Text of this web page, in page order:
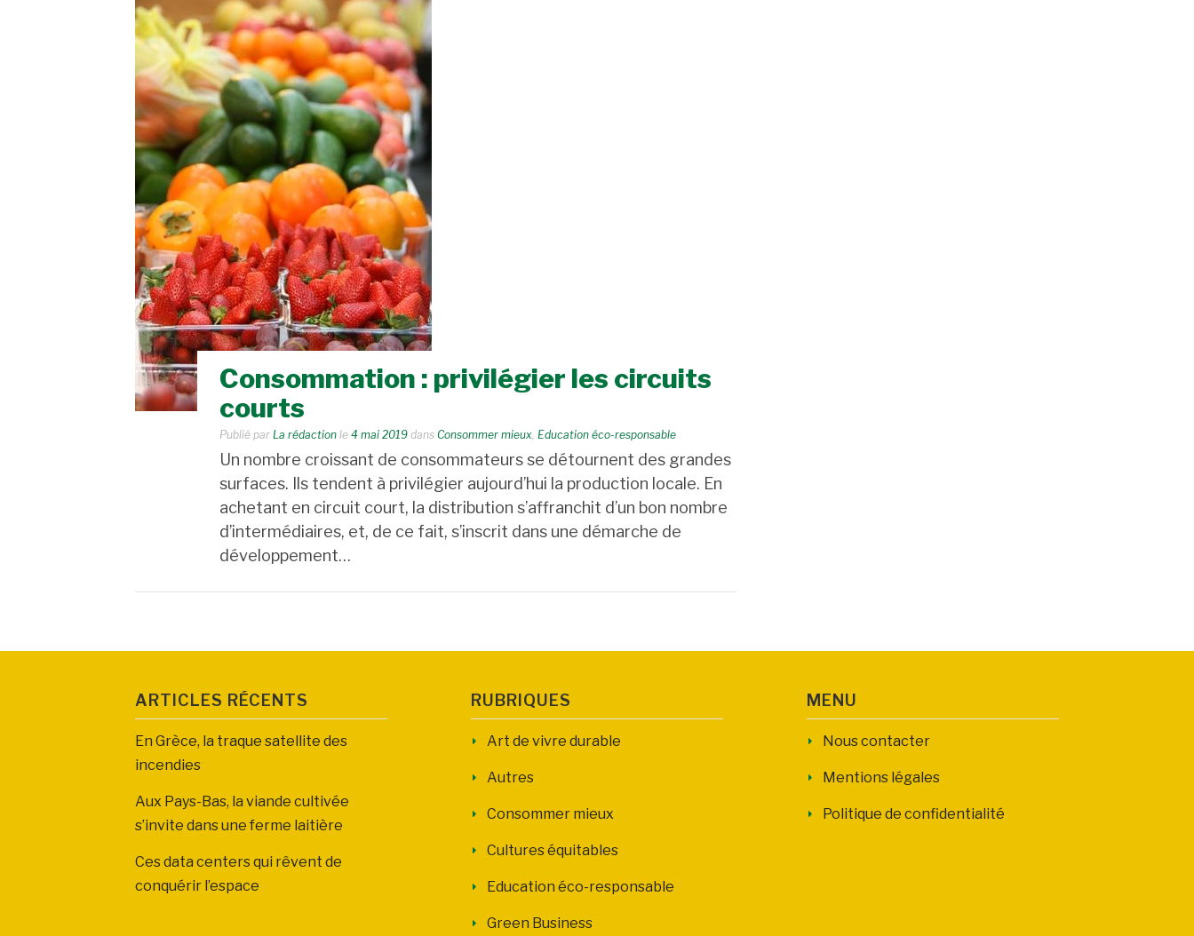
Consommation : privilégier les circuits
courts
Publié par La rédaction le 4 mai 2019 dans Consommer mieux, Education éco-responsable
Un nombre croissant de consommateurs se détournent des grandes
surfaces. Ils tendent à privilégier aujourd’hui la production locale. En
achetant en circuit court, la distribution s’affranchit d’un bon nombre
d’intermédiaires, et, de ce fait, s’inscrit dans une démarche de
développement…
ARTICLES RÉCENTS
En Grèce, la traque satellite des
incendies
Aux Pays-Bas, la viande cultivée
s’invite dans une ferme laitière
Ces data centers qui rêvent de
conquérir l’espace
RUBRIQUES
Art de vivre durable
Autres
Consommer mieux
Cultures équitables
Education éco-responsable
Green Business
MENU
Nous contacter
Mentions légales
Politique de confidentialité